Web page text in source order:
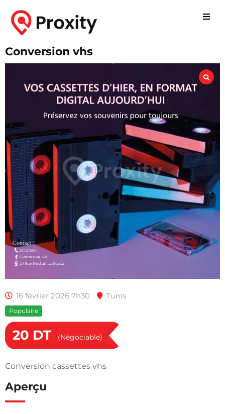
Conversion vhs
16 février 2026 7h30 Tunis
Populaire
20 DT (Négociable)
Conversion cassettes vhs
Aperçu